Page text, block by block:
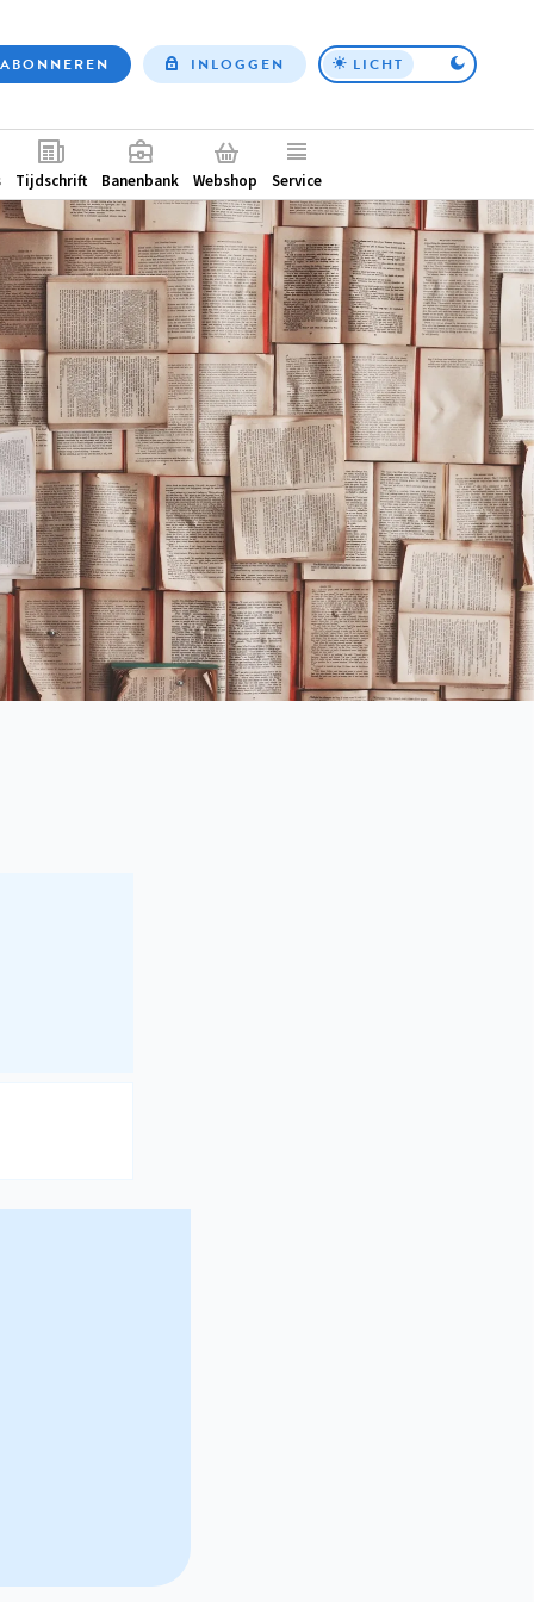
Top
ABONNEREN INLOGGEN LICHT
Tijdschrift Banenbank Webshop Service